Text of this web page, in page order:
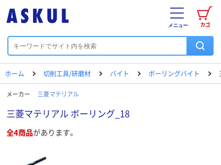
カゴ
メニュー
ホーム 切削工具/研磨材 バイト ボーリングバイト
メーカー 三菱マテリアル
三菱マテリアル ボーリング_18
全4商品があります。